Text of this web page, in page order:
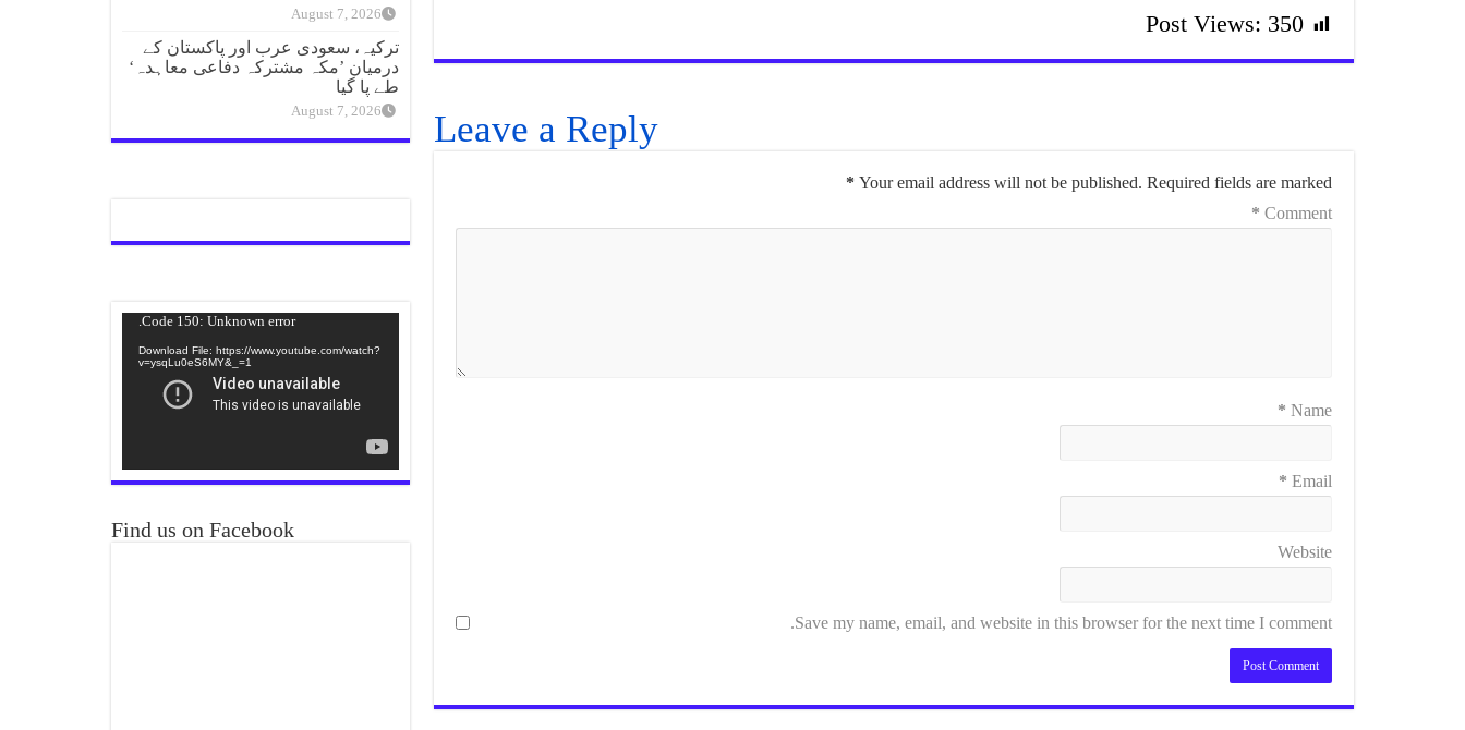
Post Views: 350
Leave a Reply
Your email address will not be published. Required fields are marked
*
Comment
*
Name
*
Email
*
Website
Save my name, email, and website in this browser for the next time I comment.
August 7, 2026
ترکیہ، سعودی عرب اور پاکستان کے
درمیان ’مکہ مشترکہ دفاعی معاہدہ‘
طے پا گیا
August 7, 2026
Code 150: Unknown error.
Download File: https://www.youtube.com/watch?
v=ysqLu0eS6MY&_=1
Find us on Facebook